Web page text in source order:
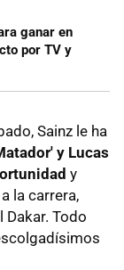
ganar en
por TV y
Sainz le ha
y Lucas
y
la carrera,
Todo